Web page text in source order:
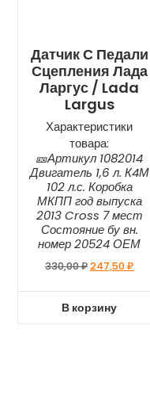
Датчик С Педали
Сцепления Лада
Ларгус / Lada
Largus
Характеристики
товара:
🎫Артикул 1082014
Двигатель 1,6 л. К4М
102 л.с. Коробка
МКПП год выпуска
2013 Cross 7 мест
Состояние бу вн.
номер 20524 ОЕМ
330,00₽247,50₽
В корзину